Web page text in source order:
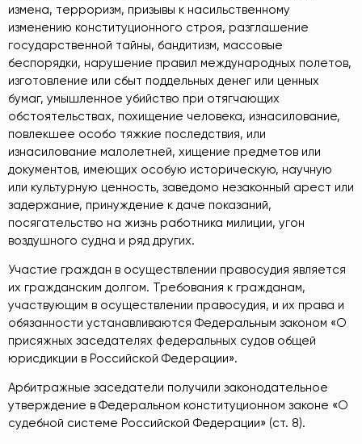
измена, терроризм, призывы к насильственному
изменению конституционного строя, разглашение
государственной тайны, бандитизм, массовые
беспорядки, нарушение правил международных полетов,
изготовление или сбыт поддельных денег или ценных
бумаг, умышленное убийство при отягчающих
обстоятельствах, похищение человека, изнасилование,
повлекшее особо тяжкие последствия, или
изнасилование малолетней, хищение предметов или
документов, имеющих особую историческую, научную
или культурную ценность, заведомо незаконный арест или
задержание, принуждение к даче показаний,
посягательство на жизнь работника милиции, угон
воздушного судна и ряд других.
Участие граждан в осуществлении правосудия является
их гражданским долгом. Требования к гражданам,
участвующим в осуществлении правосудия, и их права и
обязанности устанавливаются Федеральным законом «О
присяжных заседателях федеральных судов общей
юрисдикции в Российской Федерации».
Арбитражные заседатели получили законодательное
утверждение в Федеральном конституционном законе «О
судебной системе Российской Федерации» (ст. 8).